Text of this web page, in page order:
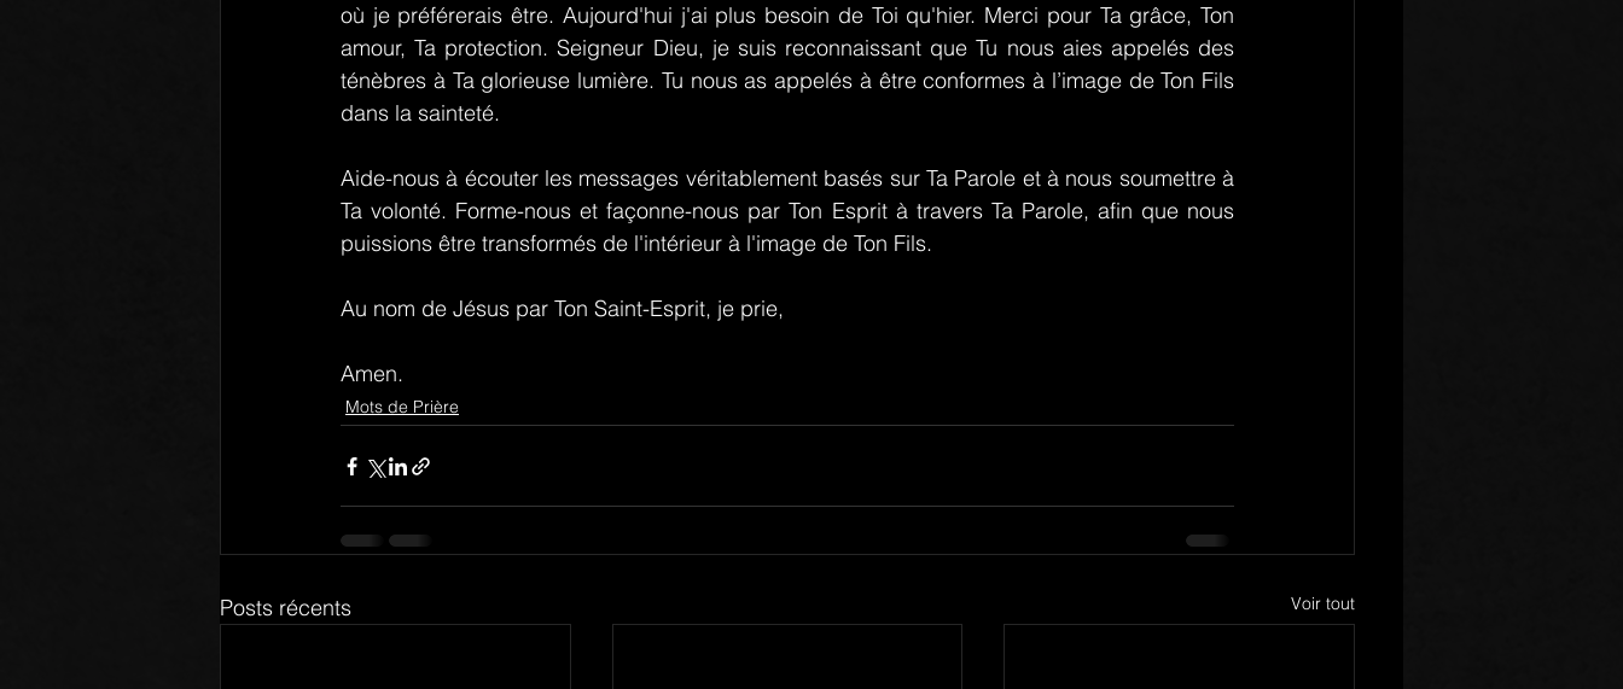
où je préférerais être. Aujourd'hui j'ai plus besoin de Toi qu'hier. Merci pour Ta grâce, Ton
amour, Ta protection. Seigneur Dieu, je suis reconnaissant que Tu nous aies appelés des
ténèbres à Ta glorieuse lumière. Tu nous as appelés à être conformes à l’image de Ton Fils
dans la sainteté.
Aide-nous à écouter les messages véritablement basés sur Ta Parole et à nous soumettre à
Ta volonté. Forme-nous et façonne-nous par Ton Esprit à travers Ta Parole, afin que nous
puissions être transformés de l'intérieur à l'image de Ton Fils.
Au nom de Jésus par Ton Saint-Esprit, je prie,
Amen.
Mots de Prière
Posts récents Voir tout